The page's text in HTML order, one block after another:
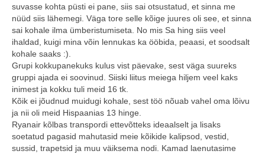
Reisid
Toimunud reisid
Kontakt
Uudised ja blogi
suvasse kohta püsti ei pane, siis sai otsustatud, et sinna me
nüüd siis lähemegi. Väga tore selle kõige juures oli see, et sinna
sai kohale ilma ümberistumiseta. No mis Sa hing siis veel
ihaldad, kuigi mina võin lennukas ka ööbida, peaasi, et soodsalt
kohale saaks :).
Grupi kokkupanekuks kulus vist päevake, sest väga suureks
gruppi ajada ei soovinud. Siiski liitus meiega hiljem veel kaks
inimest ja kokku tuli meid 16 tk.
Kõik ei jõudnud muidugi kohale, sest töö nõuab vahel oma lõivu
ja nii oli meid Hispaanias 13 hinge.
Ryanair kõlbas transpordi ettevõtteks ideaalselt ja lisaks
soetatud pagasid mahutasid meie kõikide kalipsod, vestid,
sussid, trapetsid ja muu väiksema nodi. Kamad laenutasime